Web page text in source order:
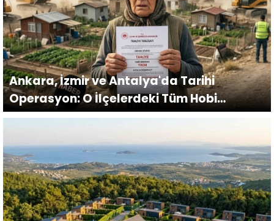
Ankara, İzmir ve Antalya'da Tarihi
Operasyon: O İlçelerdeki Tüm Hobi
Bahçelerine Tahliye Tebligatı Gitti!